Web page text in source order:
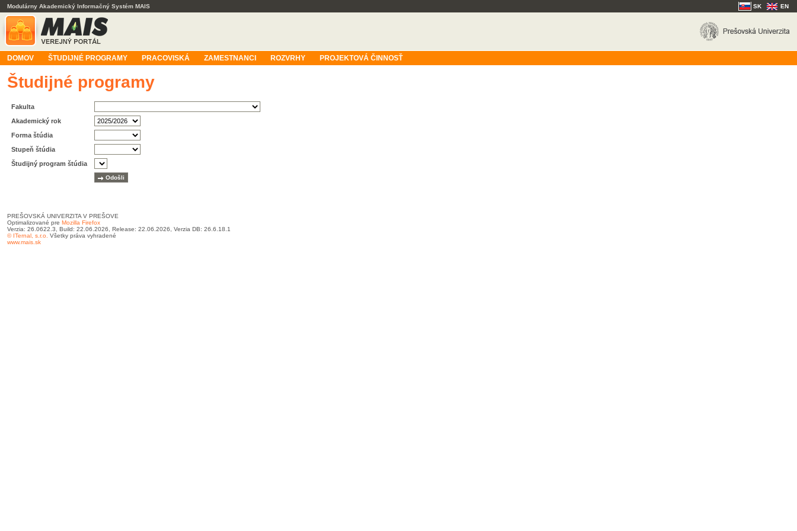
Modulárny Akademický Informačný Systém MAIS SK EN
DOMOV ŠTUDIJNÉ PROGRAMY PRACOVISKÁ ZAMESTNANCI ROZVRHY PROJEKTOVÁ ČINNOSŤ
Študijné programy
Fakulta
Akademický rok
Forma štúdia
Stupeň štúdia
Študijný program štúdia
PREŠOVSKÁ UNIVERZITA V PREŠOVE
Optimalizované pre Mozilla Firefox
Verzia: 26.0622.3, Build: 22.06.2026, Release: 22.06.2026, Verzia DB: 26.6.18.1
© ITernal, s.r.o. Všetky práva vyhradené
www.mais.sk